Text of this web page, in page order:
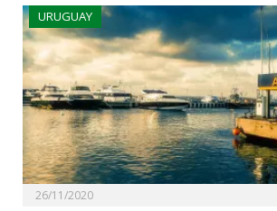
URUGUAY
26/11/2020